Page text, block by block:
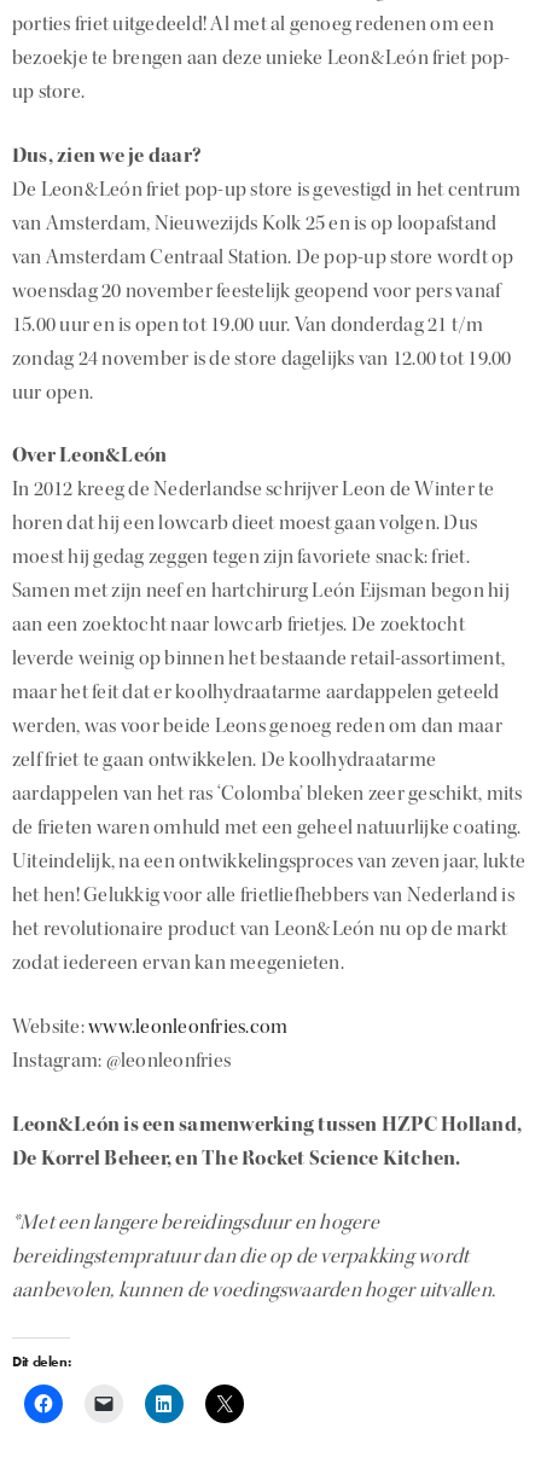
porties friet uitgedeeld! Al met al genoeg redenen om een
bezoekje te brengen aan deze unieke Leon&León friet pop-
up store.
Dus, zien we je daar?
De Leon&León friet pop-up store is gevestigd in het centrum
van Amsterdam, Nieuwezijds Kolk 25 en is op loopafstand
van Amsterdam Centraal Station. De pop-up store wordt op
woensdag 20 november feestelijk geopend voor pers vanaf
15.00 uur en is open tot 19.00 uur. Van donderdag 21 t/m
zondag 24 november is de store dagelijks van 12.00 tot 19.00
uur open.
Over Leon&León
In 2012 kreeg de Nederlandse schrijver Leon de Winter te
horen dat hij een lowcarb dieet moest gaan volgen. Dus
moest hij gedag zeggen tegen zijn favoriete snack: friet.
Samen met zijn neef en hartchirurg León Eijsman begon hij
aan een zoektocht naar lowcarb frietjes. De zoektocht
leverde weinig op binnen het bestaande retail-assortiment,
maar het feit dat er koolhydraatarme aardappelen geteeld
werden, was voor beide Leons genoeg reden om dan maar
zelf friet te gaan ontwikkelen. De koolhydraatarme
aardappelen van het ras ‘Colomba’ bleken zeer geschikt, mits
de frieten waren omhuld met een geheel natuurlijke coating.
Uiteindelijk, na een ontwikkelingsproces van zeven jaar, lukte
het hen! Gelukkig voor alle frietliefhebbers van Nederland is
het revolutionaire product van Leon&León nu op de markt
zodat iedereen ervan kan meegenieten.
Website:www.leonleonfries.com
Instagram: @leonleonfries
Leon&León is een samenwerking tussen HZPC Holland,
De Korrel Beheer, en The Rocket Science Kitchen.
*Met een langere bereidingsduur en hogere
bereidingstempratuur dan die op de verpakking wordt
aanbevolen, kunnen de voedingswaarden hoger uitvallen.
Dit delen: